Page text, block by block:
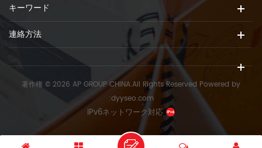
キーワード
連絡方法
著作権 © 2026 AP GROUP CHINA.All Rights Reserved Powered by
:dyyseo.com
IPv6ネットワーク対応